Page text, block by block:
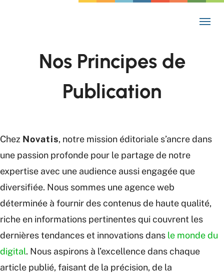
Nos Principes de
Publication
Chez Novatis, notre mission éditoriale s’ancre dans
une passion profonde pour le partage de notre
expertise avec une audience aussi engagée que
diversifiée. Nous sommes une agence web
déterminée à fournir des contenus de haute qualité,
riche en informations pertinentes qui couvrent les
dernières tendances et innovations dans le monde du
digital. Nous aspirons à l’excellence dans chaque
article publié, faisant de la précision, de la